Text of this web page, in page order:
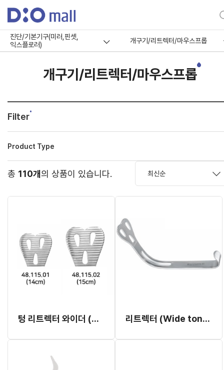
진단/기본기구(미러,핀셋,
익스플로러)
개구기/리트렉터/마우스프롭
개구기/리트렉터/마우스프롭
Filter
Product Type
총 110개의 상품이 있습니다.
텅 리트렉터 와이더 (Atria) 리트렉터 (Wide tongue depressor)